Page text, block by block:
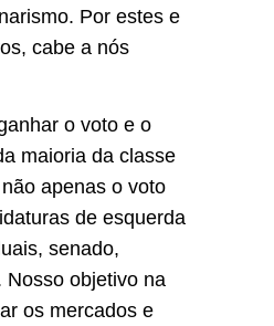
Por estes e
cabe a nós
o voto e o
maioria da classe
apenas o voto
de esquerda
senado,
Nosso objetivo na
os mercados e